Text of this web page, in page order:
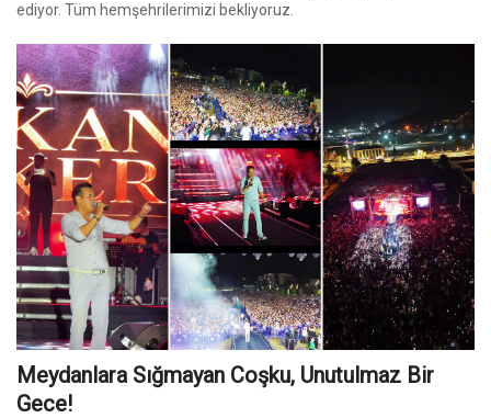
ediyor. Tüm hemşehrilerimizi bekliyoruz.
Meydanlara Sığmayan Coşku, Unutulmaz Bir
Gece!